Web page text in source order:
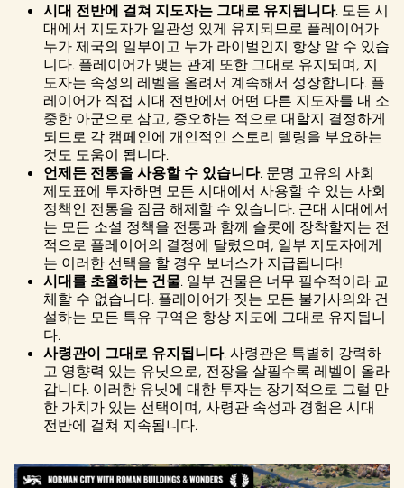
시대 전반에 걸쳐 지도자는 그대로 유지됩니다. 모든 시
대에서 지도자가 일관성 있게 유지되므로 플레이어가
누가 제국의 일부이고 누가 라이벌인지 항상 알 수 있습
니다. 플레이어가 맺는 관계 또한 그대로 유지되며, 지
도자는 속성의 레벨을 올려서 계속해서 성장합니다. 플
레이어가 직접 시대 전반에서 어떤 다른 지도자를 내 소
중한 아군으로 삼고, 증오하는 적으로 대할지 결정하게
되므로 각 캠페인에 개인적인 스토리 텔링을 부요하는
것도 도움이 됩니다.
언제든 전통을 사용할 수 있습니다. 문명 고유의 사회
제도표에 투자하면 모든 시대에서 사용할 수 있는 사회
정책인 전통을 잠금 해제할 수 있습니다. 근대 시대에서
는 모든 소셜 정책을 전통과 함께 슬롯에 장착할지는 전
적으로 플레이어의 결정에 달렸으며, 일부 지도자에게
는 이러한 선택을 할 경우 보너스가 지급됩니다!
시대를 초월하는 건물. 일부 건물은 너무 필수적이라 교
체할 수 없습니다. 플레이어가 짓는 모든 불가사의와 건
설하는 모든 특유 구역은 항상 지도에 그대로 유지됩니
다.
사령관이 그대로 유지됩니다. 사령관은 특별히 강력하
고 영향력 있는 유닛으로, 전장을 살필수록 레벨이 올라
갑니다. 이러한 유닛에 대한 투자는 장기적으로 그럴 만
한 가치가 있는 선택이며, 사령관 속성과 경험은 시대
전반에 걸쳐 지속됩니다.